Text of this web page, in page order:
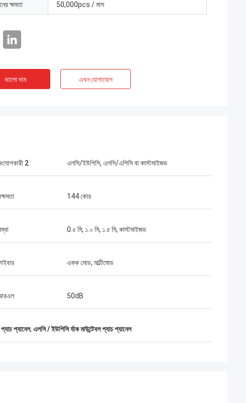
সময় 10 বছরেরও বেশি সময় ধরে, আমরা একসাথে
প্রকল্প জিতেছি। তাদের দ্রুত সংযোগকারী এবং
ছড়িয়ে আছে.
ক্ষমতা 50,000pcs / মাস
ভালো দাম এখন যোগাযোগ
2 এলসি/ইউপিসি, এলসি/এপিসি বা কাস্টমাইজড
144 কোর
0.৫ মি, ১.০ মি, ১.৫ মি, কাস্টমাইজড
একক মোড, মাল্টিমোড
50dB
প্যানেল, এলসি / ইউপিসি র্যাক মাউন্টেবল প্যাচ প্যানেল